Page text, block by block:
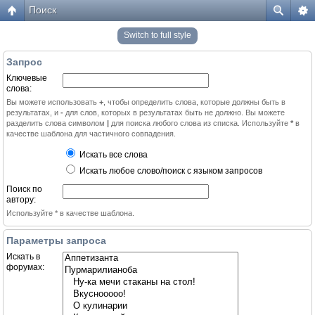
Поиск
Switch to full style
Запрос
Ключевые
слова:
Вы можете использовать + , чтобы определить слова, которые должны быть в
результатах, и - для слов, которых в результатах быть не должно. Вы можете
разделить слова символом | для поиска любого слова из списка. Используйте * в
качестве шаблона для частичного совпадения.
Искать все слова
Искать любое слово/поиск с языком запросов
Поиск по
автору:
Используйте * в качестве шаблона.
Параметры запроса
Искать в
форумах: